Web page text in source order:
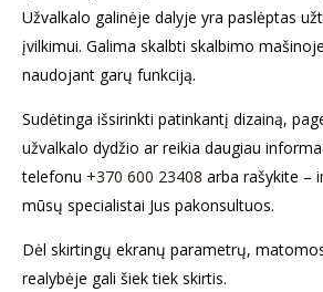
Užvalkalo galinėje dalyje yra paslėptas
įvilkimui. Galima skalbti skalbimo
naudojant garų funkciją.
Sudėtinga išsirinkti patinkantį dizainą,
užvalkalo dydžio ar reikia daugiau
telefonu +370 600 23408 arba rašykite –
mūsų specialistai Jus pakonsultuos.
Dėl skirtingų ekranų parametrų,
realybėje gali šiek tiek skirtis.